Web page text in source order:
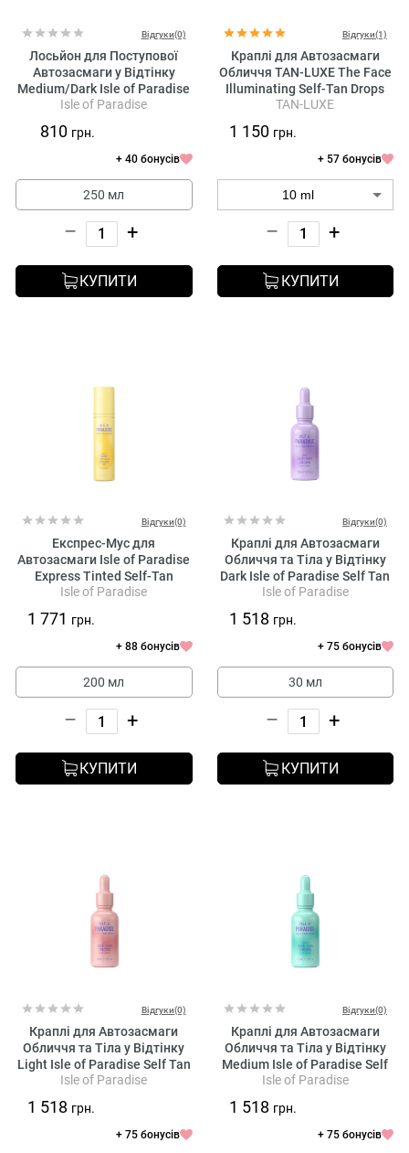
Відгуки(0)
Лосьйон для Поступової
Автозасмаги у Відтінку
Medium/Dark Isle of Paradise
Gradual Daily Lotion Body
Isle of Paradise
810 грн.
+ 40 бонусів
250 мл
– +
КУПИТИ
Відгуки(1)
Краплі для Автозасмаги
Обличчя TAN-LUXE The Face
Illuminating Self-Tan Drops
Medium/Dark
TAN-LUXE
1 150 грн.
+ 57 бонусів
– +
КУПИТИ
Відгуки(0)
Експрес-Мус для
Автозасмаги Isle of Paradise
Express Tinted Self-Tan
Mousse Body
Isle of Paradise
1 771 грн.
+ 88 бонусів
200 мл
– +
КУПИТИ
Відгуки(0)
Краплі для Автозасмаги
Обличчя та Тіла у Відтінку
Dark Isle of Paradise Self Tan
Drops Face + Body
Isle of Paradise
1 518 грн.
+ 75 бонусів
30 мл
– +
КУПИТИ
Відгуки(0)
Краплі для Автозасмаги
Обличчя та Тіла у Відтінку
Light Isle of Paradise Self Tan
Drops Face + Body
Isle of Paradise
1 518 грн.
+ 75 бонусів
Відгуки(0)
Краплі для Автозасмаги
Обличчя та Тіла у Відтінку
Medium Isle of Paradise Self
Tan Drops Face + Body
Isle of Paradise
1 518 грн.
+ 75 бонусів